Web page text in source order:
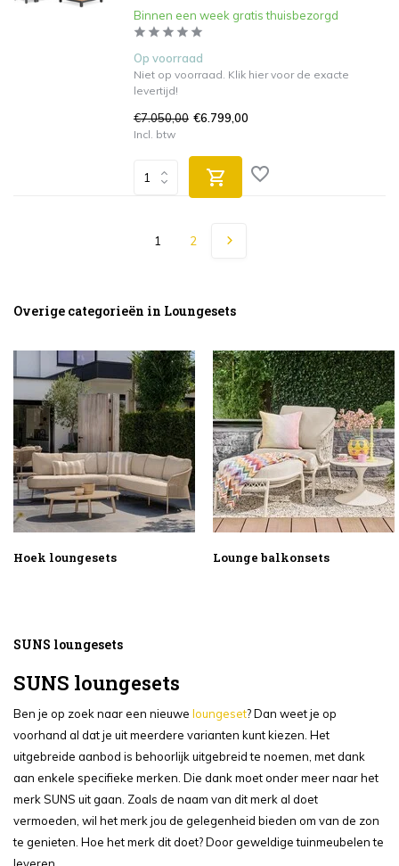
Binnen een week gratis thuisbezorgd
Op voorraad
Niet op voorraad. Klik hier voor de exacte
levertijd!
€7.050,00 €6.799,00
Incl. btw
1 2
Overige categorieën in Loungesets
Hoek loungesets Lounge balkonsets
SUNS loungesets
SUNS loungesets
Ben je op zoek naar een nieuwe loungeset? Dan weet je op
voorhand al dat je uit meerdere varianten kunt kiezen. Het
uitgebreide aanbod is behoorlijk uitgebreid te noemen, met dank
aan enkele specifieke merken. Die dank moet onder meer naar het
merk SUNS uit gaan. Zoals de naam van dit merk al doet
vermoeden, wil het merk jou de gelegenheid bieden om van de zon
te genieten. Hoe het merk dit doet? Door geweldige tuinmeubelen te